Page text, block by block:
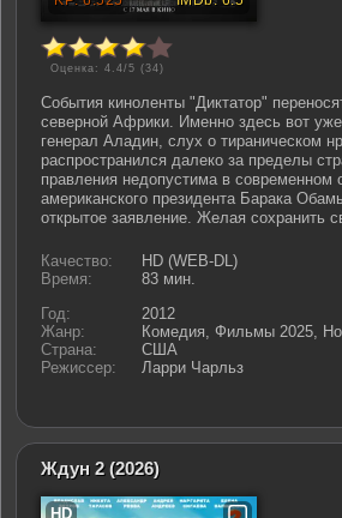
Оценка: 4.4/5 (34)
События киноленты "Диктатор"
северной Африки. Именно здесь вот
генерал Аладин, слух о тираническом
распространился далеко за пределы
правления недопустима в
американского президента Барака
открытое заявление. Желая сохранить
Качество:
HD (WEB-DL)
Время:
83 мин.
Год:
2012
Жанр:
Комедия, Фильмы 2025,
Страна:
США
Режиссер:
Ларри Чарльз
Ждун 2(2026)